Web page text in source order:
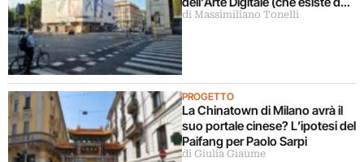
5 anni ma ancora non c’è)
di Massimiliano Tonelli
PROGETTO
La Chinatown di Milano avrà il
suo portale cinese? L’ipotesi del
Paifang per Paolo Sarpi
di Giulia Giaume